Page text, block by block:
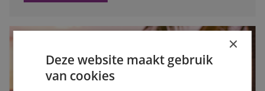
×
Deze website maakt gebruik
van cookies